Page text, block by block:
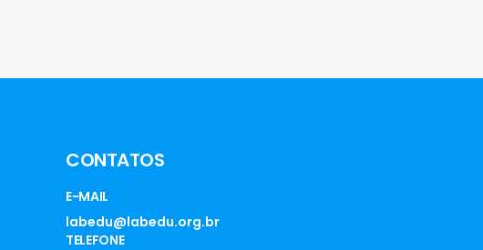
CONTATOS
E-MAIL
labedu@labedu.org.br
TELEFONE